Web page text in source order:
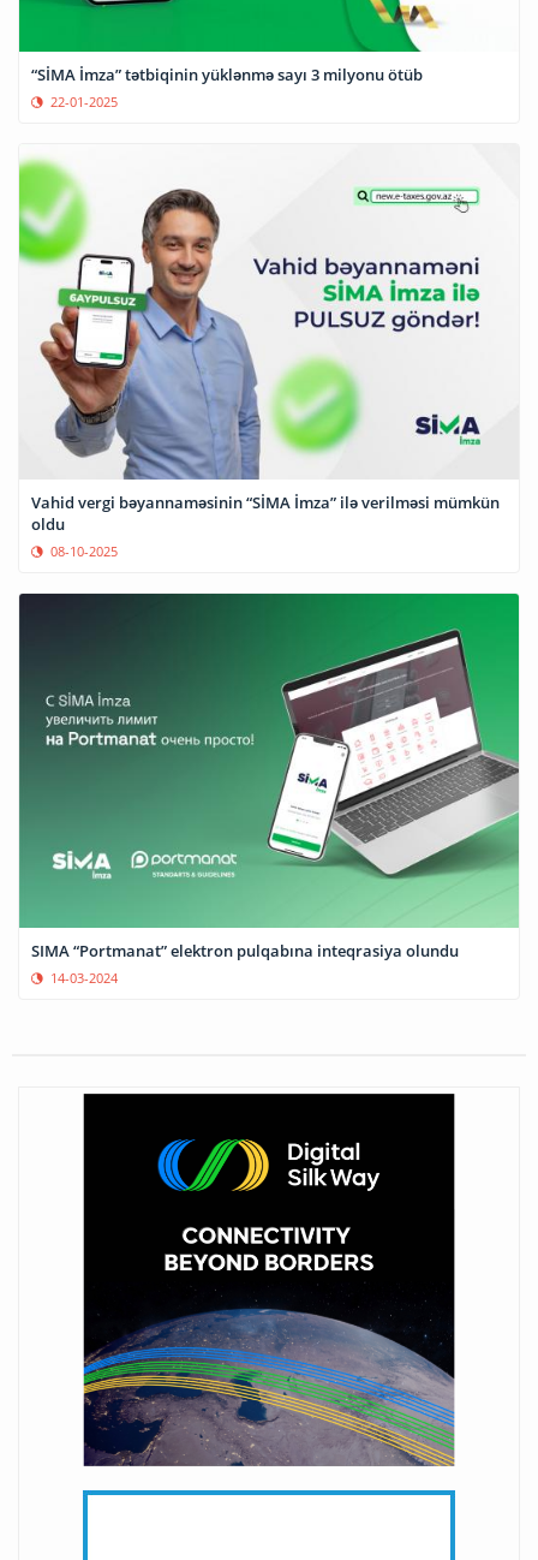
“SİMA İmza” tətbiqinin yüklənmə sayı 3 milyonu ötüb
22-01-2025
Vahid vergi bəyannaməsinin “SİMA İmza” ilə verilməsi mümkün
oldu
08-10-2025
SIMA “Portmanat” elektron pulqabına inteqrasiya olundu
14-03-2024